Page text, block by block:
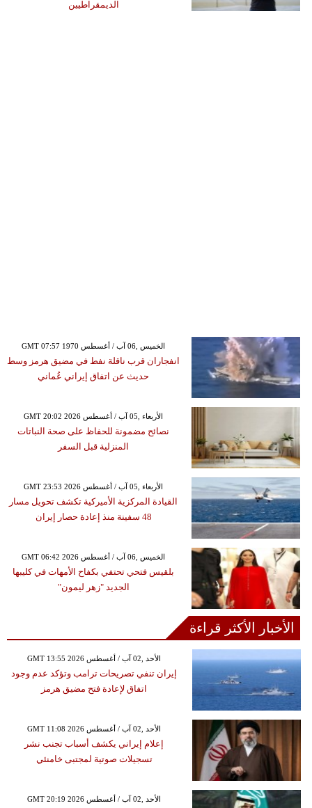
الديمقراطيين
GMT 07:57 1970 الخميس ,06 آب / أغسطس
انفجاران قرب ناقلة نفط في مضيق هرمز وسط
حديث عن اتفاق إيراني عُماني
GMT 20:02 2026 الأربعاء ,05 آب / أغسطس
نصائح مضمونة للحفاظ على صحة النباتات
المنزلية قبل السفر
GMT 23:53 2026 الأربعاء ,05 آب / أغسطس
القيادة المركزية الأميركية تكشف تحويل مسار
48 سفينة منذ إعادة حصار إيران
GMT 06:42 2026 الخميس ,06 آب / أغسطس
بلقيس فتحي تحتفي بكفاح الأمهات في كليبها
الجديد "زهر ليمون"
الأخبار الأكثر قراءة
GMT 13:55 2026 الأحد ,02 آب / أغسطس
إيران تنفي تصريحات ترامب وتؤكد عدم وجود
اتفاق لإعادة فتح مضيق هرمز
GMT 11:08 2026 الأحد ,02 آب / أغسطس
إعلام إيراني يكشف أسباب تجنب نشر
تسجيلات صوتية لمجتبى خامنئي
GMT 20:19 2026 الأحد ,02 آب / أغسطس